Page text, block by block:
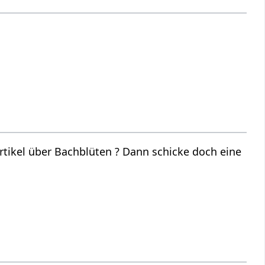
über Bachblüten ? Dann schicke doch eine